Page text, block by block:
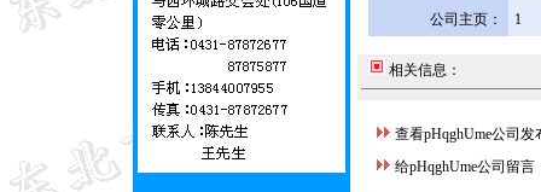
公司主页：
1
相关信息：
查看pHqghUme公司发
给pHqghUme公司留言